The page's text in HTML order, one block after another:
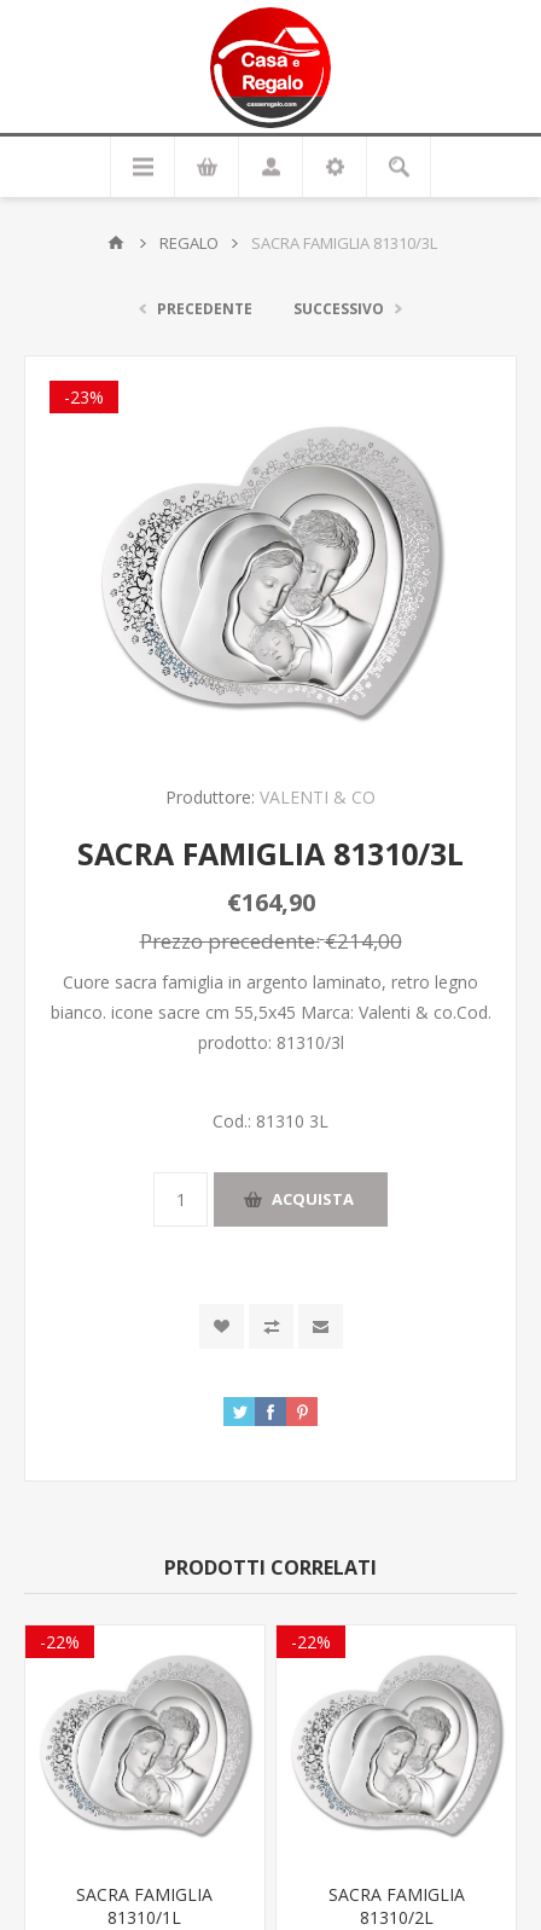
REGALO SACRA FAMIGLIA 81310/3L
PRECEDENTE SUCCESSIVO
-23%
Produttore: VALENTI & CO
SACRA FAMIGLIA 81310/3L
€164,90
Prezzo precedente:€214,00
Cuore sacra famiglia in argento laminato, retro legno
bianco. icone sacre cm 55,5x45 Marca: Valenti & co.Cod.
prodotto: 81310/3l
Cod.: 81310 3L
ACQUISTA
PRODOTTI CORRELATI
-22%
SACRA FAMIGLIA
81310/1L
-22%
SACRA FAMIGLIA
81310/2L